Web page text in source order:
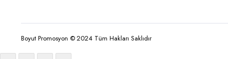
Boyut Promosyon © 2024 Tüm Hakları Saklıdır